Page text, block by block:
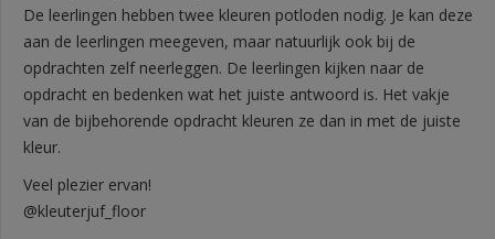
De leerlingen hebben twee kleuren potloden nodig. Je kan deze
aan de leerlingen meegeven, maar natuurlijk ook bij de
opdrachten zelf neerleggen. De leerlingen kijken naar de
opdracht en bedenken wat het juiste antwoord is. Het vakje
van de bijbehorende opdracht kleuren ze dan in met de juiste
kleur.
Veel plezier ervan!
@kleuterjuf_floor